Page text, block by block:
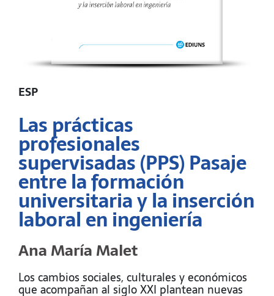
ESP
Las prácticas
profesionales
supervisadas (PPS) Pasaje
entre la formación
universitaria y la inserción
laboral en ingeniería
Ana María Malet
Los cambios sociales, culturales y económicos
que acompañan al siglo XXI plantean nuevas